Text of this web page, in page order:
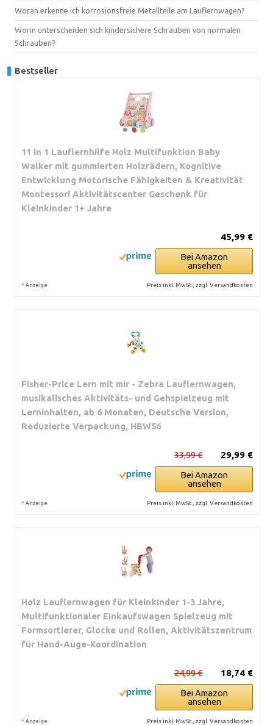
Woran erkenne ich korrosionsfreie Metallteile am Lauflernwagen?
Worin unterscheiden sich kindersichere Schrauben von normalen
Schrauben?
Bestseller
11 in 1 Lauflernhilfe Holz Multifunktion Baby
Walker mit gummierten Holzrädern, Kognitive
Entwicklung Motorische Fähigkeiten & Kreativität
Montessori Aktivitätscenter Geschenk für
Kleinkinder 1+ Jahre
45,99 €
Bei Amazon
ansehen
* Anzeige Preis inkl. MwSt., zzgl. Versandkosten
Fisher-Price Lern mit mir - Zebra Lauflernwagen,
musikalisches Aktivitäts- und Gehspielzeug mit
Lerninhalten, ab 6 Monaten, Deutsche Version,
Reduzierte Verpackung, HBW56
29,99 €
33,99 €
Bei Amazon
ansehen
* Anzeige Preis inkl. MwSt., zzgl. Versandkosten
Holz Lauflernwagen für Kleinkinder 1-3 Jahre,
Multifunktionaler Einkaufswagen Spielzeug mit
Formsortierer, Glocke und Rollen, Aktivitätszentrum
für Hand-Auge-Koordination
18,74 €
24,99 €
Bei Amazon
ansehen
* Anzeige Preis inkl. MwSt., zzgl. Versandkosten